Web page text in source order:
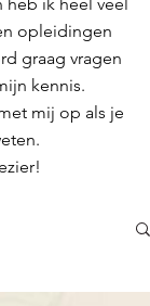
heb ik heel veel
opleidingen
graag vragen
kennis.
mij op als je